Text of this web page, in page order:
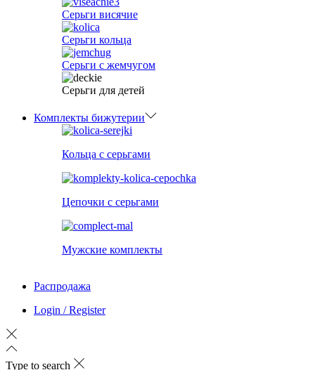
Серьги висячие
Серьги кольца
Серьги с жемчугом
Серьги для детей
Комплекты бижутерии
Кольца с серьгами
Цепочки с серьгами
Мужские комплекты
Распродажа
Login / Register
Type to search